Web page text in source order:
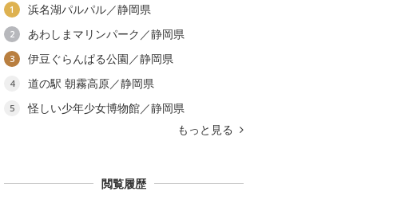
1 浜名湖パルパル／静岡県
2 あわしまマリンパーク／静岡県
3 伊豆ぐらんぱる公園／静岡県
4 道の駅 朝霧高原／静岡県
5
怪しい少年少女博物館／静岡県
もっと見る
閲覧履歴